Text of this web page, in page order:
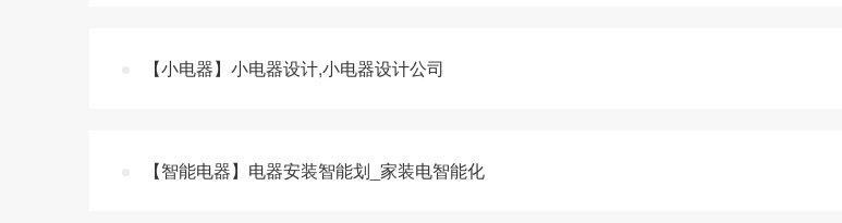
【小电器】小电器设计,小电器设计公司
【智能电器】电器安装智能划_家装电智能化